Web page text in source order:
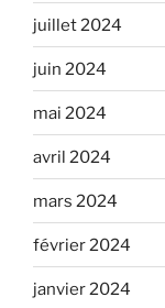
juillet 2024
juin 2024
mai 2024
avril 2024
mars 2024
février 2024
janvier 2024